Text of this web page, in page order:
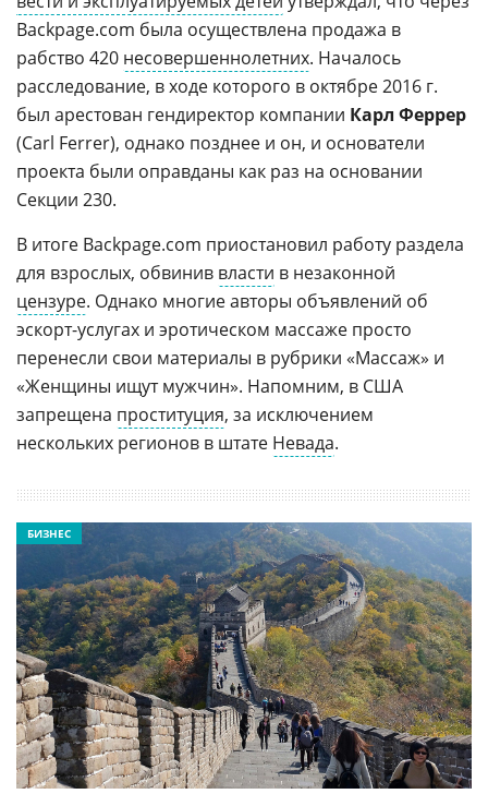
Backpage.com была осуществлена продажа в
рабство 420 несовершеннолетних. Началось
расследование, в ходе которого в октябре 2016 г.
был арестован гендиректор компании Карл Феррер
(Carl Ferrer), однако позднее и он, и основатели
проекта были оправданы как раз на основании
Секции 230.
В итоге Backpage.com приостановил работу раздела
для взрослых, обвинив власти в незаконной
цензуре. Однако многие авторы объявлений об
эскорт-услугах и эротическом массаже просто
перенесли свои материалы в рубрики «Массаж» и
«Женщины ищут мужчин». Напомним, в США
запрещена проституция, за исключением
нескольких регионов в штате Невада.
БИЗНЕС